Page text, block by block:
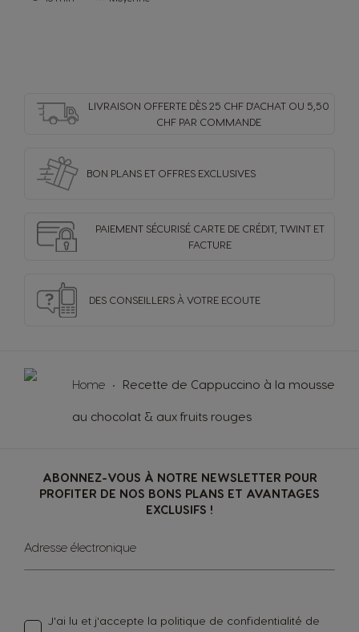
LIVRAISON OFFERTE DÈS 25 CHF D'ACHAT OU 5,50
CHF PAR COMMANDE
BON PLANS ET OFFRES EXCLUSIVES
PAIEMENT SÉCURISÉ CARTE DE CRÉDIT, TWINT ET
FACTURE
DES CONSEILLERS À VOTRE ECOUTE
Home Recette de Cappuccino à la mousse
au chocolat & aux fruits rouges
ABONNEZ-VOUS À NOTRE NEWSLETTER POUR
PROFITER DE NOS BONS PLANS ET AVANTAGES
EXCLUSIFS !
Sign
Up
for
Adresse électronique
J'ai lu et j'accepte la politique de confidentialité de